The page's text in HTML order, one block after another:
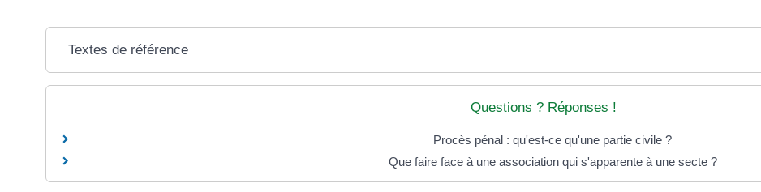
Textes de référence
Questions ? Réponses !
Procès pénal : qu'est-ce qu'une partie civile ?
Que faire face à une association qui s'apparente à une secte ?